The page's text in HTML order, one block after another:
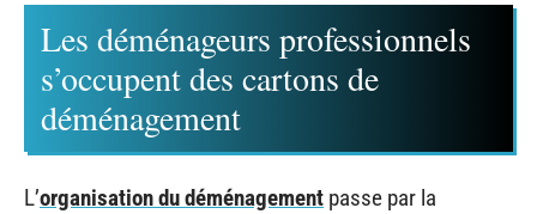
Les déménageurs professionnels
s’occupent des cartons de
déménagement
L’organisation du déménagement passe par la